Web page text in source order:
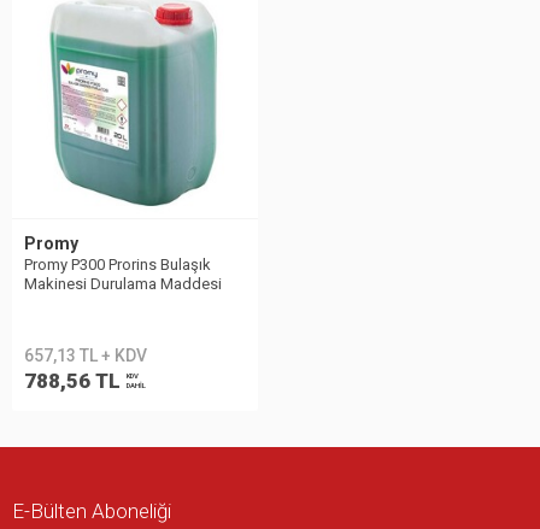
Promy
Promy P300 Prorins Bulaşık
Makinesi Durulama Maddesi
657,13 TL + KDV
788,56 TL
KDV
DAHİL
E-Bülten Aboneliği